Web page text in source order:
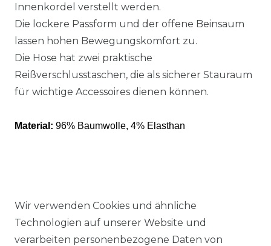
Innenkordel verstellt werden.
Die lockere Passform und der offene Beinsaum
lassen hohen Bewegungskomfort zu.
Die Hose hat zwei praktische
Reißverschlusstaschen, die als sicherer Stauraum
für wichtige Accessoires dienen können.
Material: 96% Baumwolle, 4% Elasthan
Ähnlicher Artikel
Wir verwenden Cookies und ähnliche
Technologien auf unserer Website und
verarbeiten personenbezogene Daten von